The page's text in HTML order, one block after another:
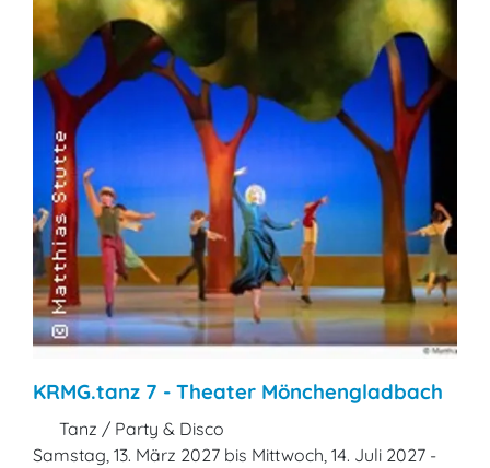
KRMG.tanz 7 - Theater Mönchengladbach
Tanz / Party & Disco
Samstag, 13. März 2027 bis Mittwoch, 14. Juli 2027 -